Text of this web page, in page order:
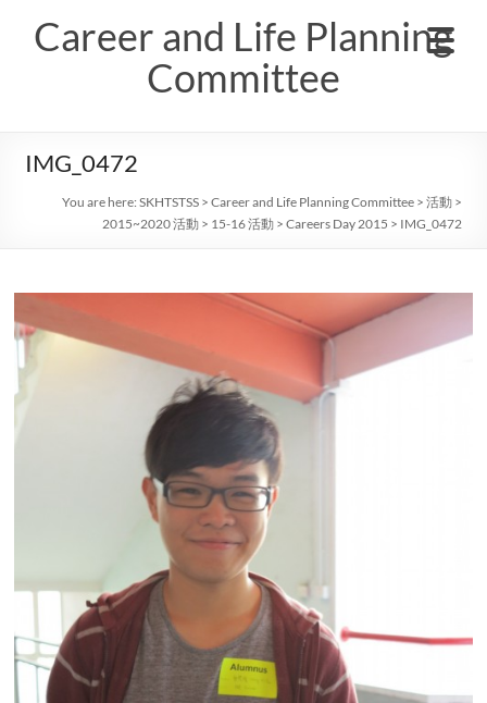
contentCareer and Life Planning
Committee
IMG_0472
You are here:SKHTSTSS >Career and Life Planning Committee >活動 >
2015~2020 活動 > 15-16 活動 >Careers Day 2015 > IMG_0472